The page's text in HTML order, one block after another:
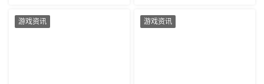
游戏资讯 游戏资讯